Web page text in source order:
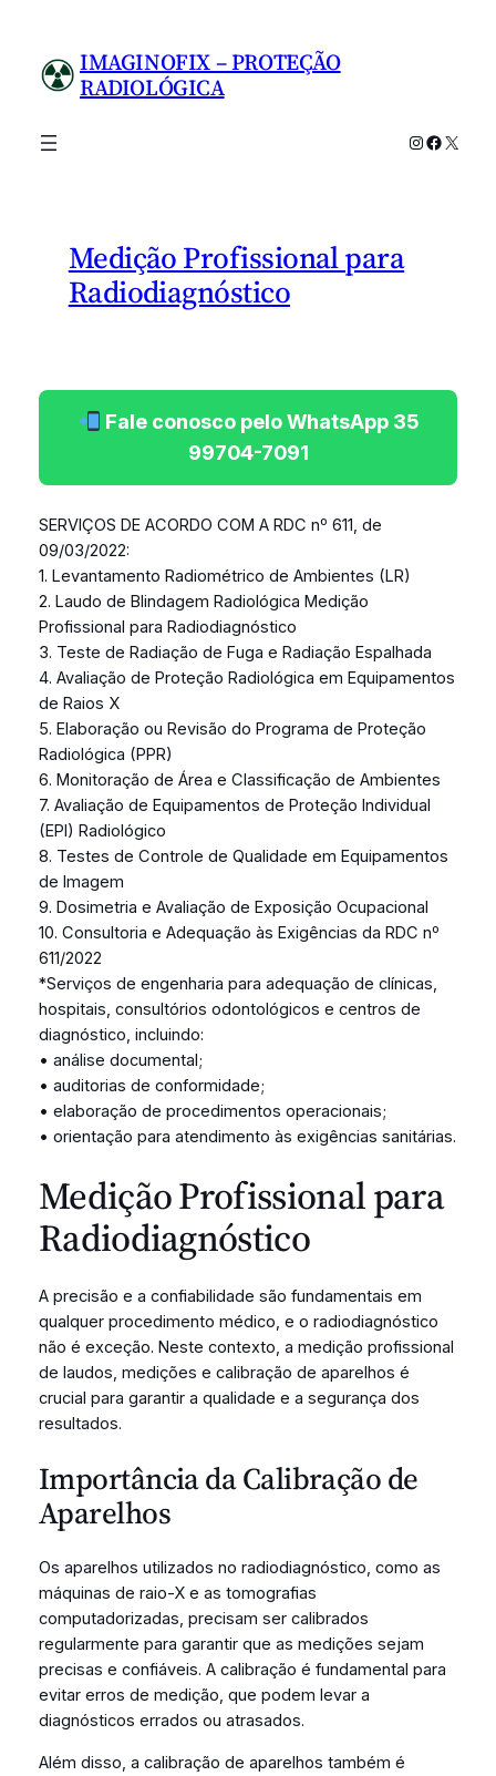
conteúdo
IMAGINOFIX – PROTEÇÃO
RADIOLÓGICA
Instagram
X
Medição Profissional para
Radiodiagnóstico
Fale conosco pelo WhatsApp 35
99704-7091
SERVIÇOS DE ACORDO COM A RDC nº 611, de
09/03/2022:
1. Levantamento Radiométrico de Ambientes (LR)
2. Laudo de Blindagem Radiológica Medição
Profissional para Radiodiagnóstico
3. Teste de Radiação de Fuga e Radiação Espalhada
4. Avaliação de Proteção Radiológica em Equipamentos
de Raios X
5. Elaboração ou Revisão do Programa de Proteção
Radiológica (PPR)
6. Monitoração de Área e Classificação de Ambientes
7. Avaliação de Equipamentos de Proteção Individual
(EPI) Radiológico
8. Testes de Controle de Qualidade em Equipamentos
de Imagem
9. Dosimetria e Avaliação de Exposição Ocupacional
10. Consultoria e Adequação às Exigências da RDC nº
611/2022
*Serviços de engenharia para adequação de clínicas,
hospitais, consultórios odontológicos e centros de
diagnóstico, incluindo:
• análise documental;
• auditorias de conformidade;
• elaboração de procedimentos operacionais;
• orientação para atendimento às exigências sanitárias.
Medição Profissional para
Radiodiagnóstico
A precisão e a confiabilidade são fundamentais em
qualquer procedimento médico, e o radiodiagnóstico
não é exceção. Neste contexto, a medição profissional
de laudos, medições e calibração de aparelhos é
crucial para garantir a qualidade e a segurança dos
resultados.
Importância da Calibração de
Aparelhos
Os aparelhos utilizados no radiodiagnóstico, como as
máquinas de raio-X e as tomografias
computadorizadas, precisam ser calibrados
regularmente para garantir que as medições sejam
precisas e confiáveis. A calibração é fundamental para
evitar erros de medição, que podem levar a
diagnósticos errados ou atrasados.
Além disso, a calibração de aparelhos também é